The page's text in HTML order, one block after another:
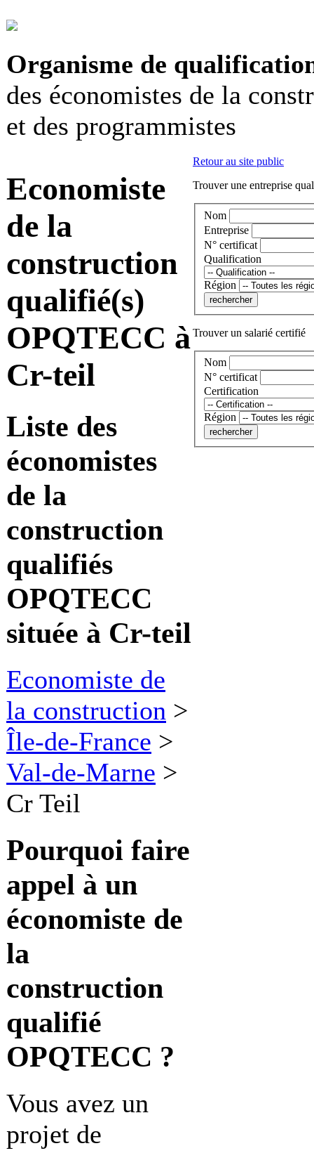
Organisme de
des économistes de la
et des programmistes
Economiste
de la
construction
qualifié(s)
OPQTECC à
Cr-teil
Liste des
économistes
de la
construction
qualifiés
OPQTECC
située à Cr-teil
Economiste de
la construction >
Île-de-France >
Val-de-Marne >
Cr Teil
Pourquoi faire
appel à un
économiste de
la
construction
qualifié
OPQTECC ?
Vous avez un
projet de
Retour au site public
Trouver une entreprise
Nom
Entreprise
N° certificat
Qualification
Région
Trouver un salarié certifié
Nom
N° certificat
Certification
Région